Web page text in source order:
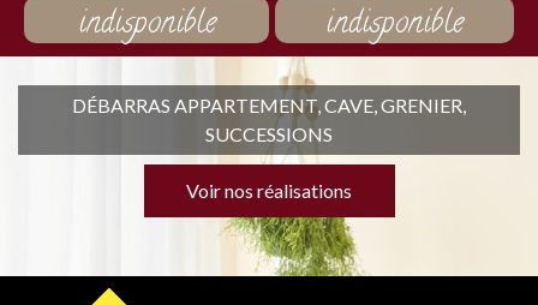
indisponible indisponible
DÉBARRAS APPARTEMENT, CAVE, GRENIER,
SUCCESSIONS
Voir nos réalisations